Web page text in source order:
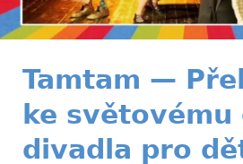
Tamtam —
ke světovému
divadla pro